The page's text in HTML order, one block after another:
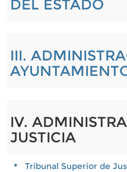
DEL ESTADO
III.
IV.
JUSTICIA
Tribunal Superior de